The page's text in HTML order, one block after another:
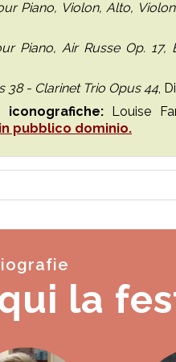
Piano, Violon, Alto,
Piano, Air Russe Op.
38 - Clarinet Trio Opus 44,
iconografiche:Louise
pubblico dominio.
la